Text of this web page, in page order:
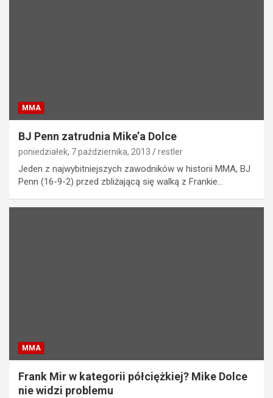
MMA
BJ Penn zatrudnia Mike’a Dolce
poniedziałek, 7 października, 2013 restler
Jeden z najwybitniejszych zawodników w historii MMA, BJ
Penn (16-9-2) przed zbliżającą się walką z Frankie…
MMA
Frank Mir w kategorii półciężkiej? Mike Dolce
nie widzi problemu